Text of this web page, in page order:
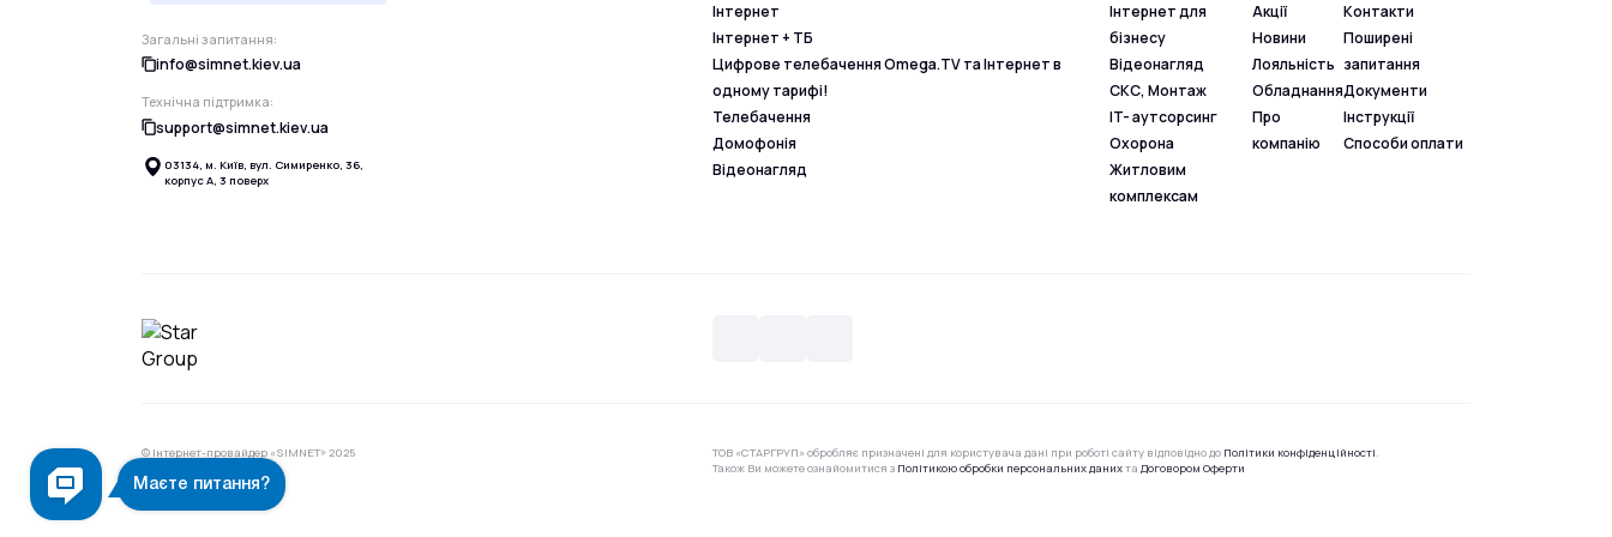
Загальні запитання:
info@simnet.kiev.ua
Технічна підтримка:
support@simnet.kiev.ua
03134, м. Київ, вул. Симиренко, 36,
корпус А, 3 поверх
Інтернет
Інтернет + ТБ
Цифрове телебачення Omega.TV та Інтернет в
одному тарифі!
Телебачення
Домофонія
Відеонагляд
Інтернет для
бізнесу
Відеонагляд
СКС, Монтаж
IT- аутсорсинг
Охорона
Житловим
комплексам
Акції
Новини
Лояльність
Обладнання
Про
компанію
Контакти
Поширені
запитання
Документи
Інструкції
Способи оплати
© Інтернет-провайдер «SIMNET» 2025 ТОВ «СТАРГРУП» обробляє призначені для користувача дані при роботі сайту відповідно до Політики конфіденційності.
Також Ви можете ознайомитися з Політикою обробки персональних данихтаДоговором Оферти